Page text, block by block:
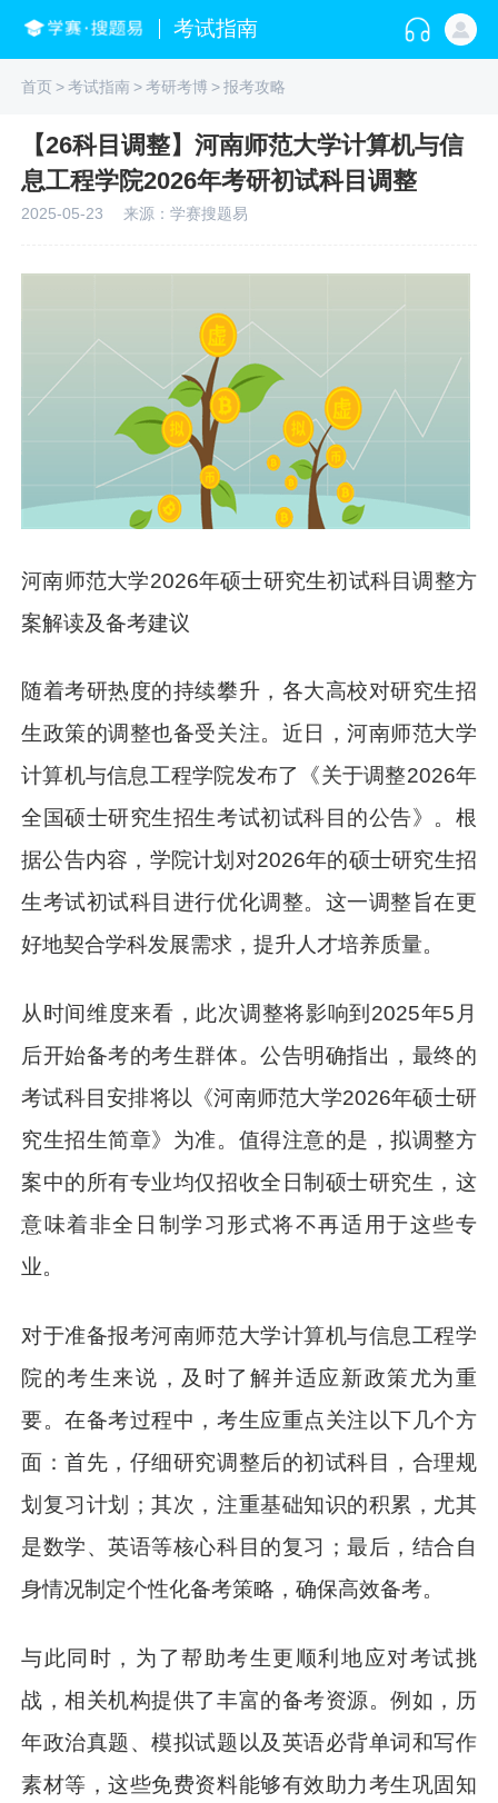
考试指南
首页>考试指南>考研考博>报考攻略
【26科目调整】河南师范大学计算机与信
息工程学院2026年考研初试科目调整
2025-05-23 来源：学赛搜题易
河南师范大学2026年硕士研究生初试科目调整方
案解读及备考建议
随着考研热度的持续攀升，各大高校对研究生招
生政策的调整也备受关注。近日，河南师范大学
计算机与信息工程学院发布了《关于调整2026年
全国硕士研究生招生考试初试科目的公告》。根
据公告内容，学院计划对2026年的硕士研究生招
生考试初试科目进行优化调整。这一调整旨在更
好地契合学科发展需求，提升人才培养质量。
从时间维度来看，此次调整将影响到2025年5月
后开始备考的考生群体。公告明确指出，最终的
考试科目安排将以《河南师范大学2026年硕士研
究生招生简章》为准。值得注意的是，拟调整方
案中的所有专业均仅招收全日制硕士研究生，这
意味着非全日制学习形式将不再适用于这些专
业。
对于准备报考河南师范大学计算机与信息工程学
院的考生来说，及时了解并适应新政策尤为重
要。在备考过程中，考生应重点关注以下几个方
面：首先，仔细研究调整后的初试科目，合理规
划复习计划；其次，注重基础知识的积累，尤其
是数学、英语等核心科目的复习；最后，结合自
身情况制定个性化备考策略，确保高效备考。
与此同时，为了帮助考生更顺利地应对考试挑
战，相关机构提供了丰富的备考资源。例如，历
年政治真题、模拟试题以及英语必背单词和写作
素材等，这些免费资料能够有效助力考生巩固知